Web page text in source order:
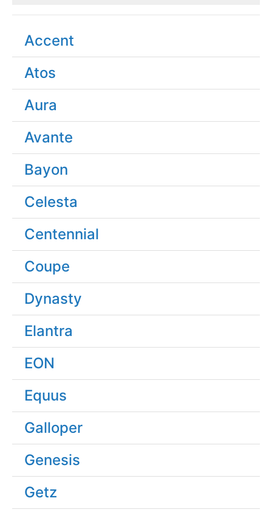
Accent
Atos
Aura
Avante
Bayon
Celesta
Centennial
Coupe
Dynasty
Elantra
EON
Equus
Galloper
Genesis
Getz